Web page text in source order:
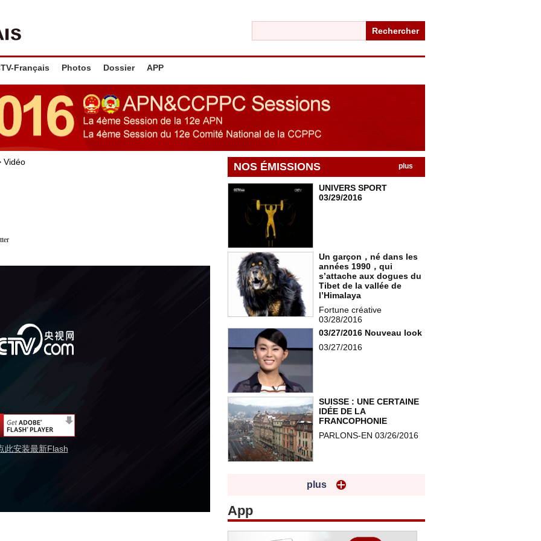
Rechercher
Français Photos Dossier APP
Vidéo
此安装最新Flash
NOS ÉMISSIONS plus
UNIVERS SPORT
03/29/2016
Un garçon，né dans les
années 1990，qui
s’attache aux dogues du
Tibet de la vallée de
l’Himalaya
Fortune créative
03/28/2016
03/27/2016 Nouveau look
03/27/2016
SUISSE : UNE CERTAINE
IDÉE DE LA
FRANCOPHONIE
PARLONS-EN 03/26/2016
plus
App